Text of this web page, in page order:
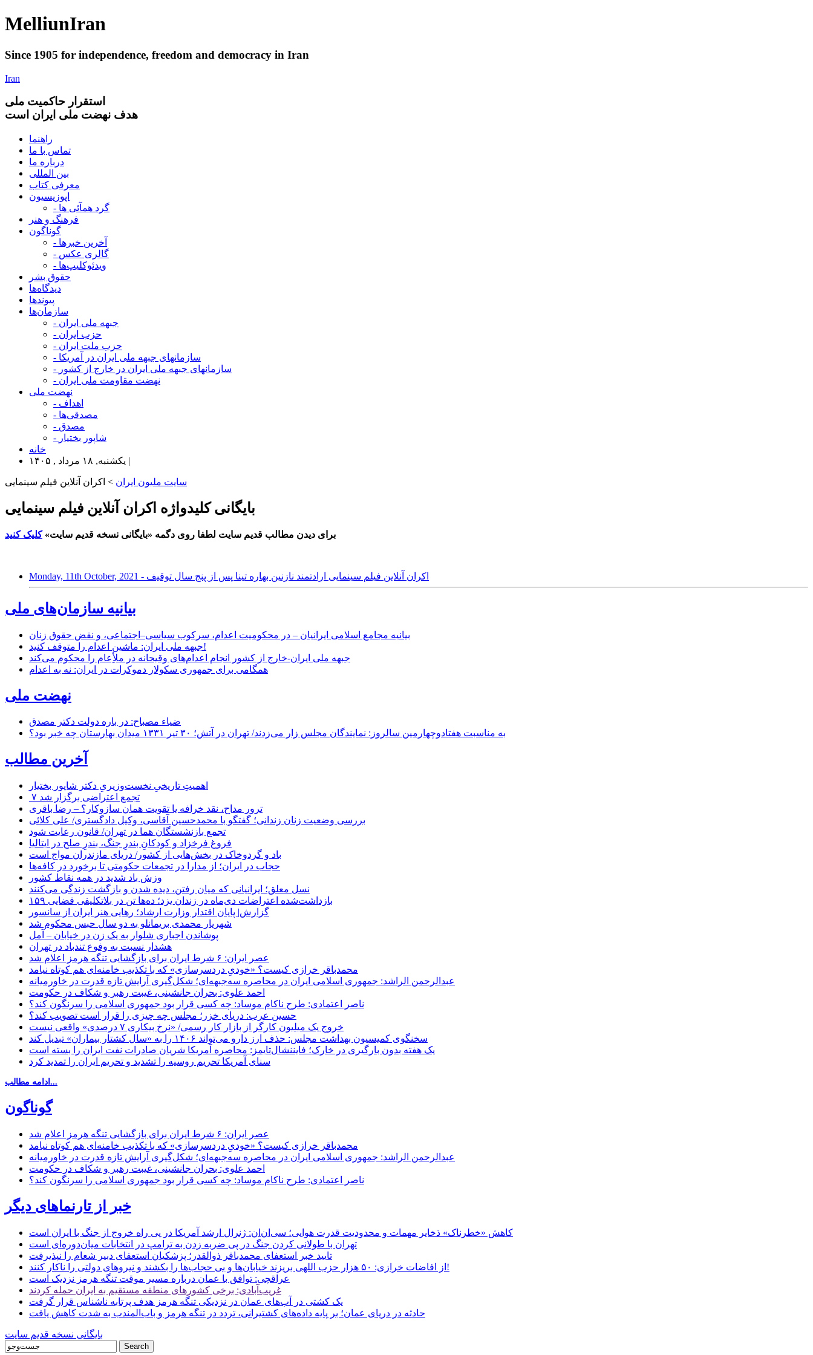
MelliunIran
Since 1905 for independence, freedom and democracy in Iran
Iran
استقرار حاکميت ملی
هدف نهضت ملی ایران است
راهنما
تماس با ما
درباره ما
بین المللی
معرفی کتاب
اپوزیسیون
- گرد همآئی ها
فرهنگ و هنر
گوناگون
- آخرین خبرها
- گالری عکس
- ویدئوکلیپ‌ها
حقوق بشر
دیدگاه‌ها
پیوندها
سازمان‌ها
- جبهه ملی ایران
- حزب ایران
- حزب ملت ایران
- سازمانهای جبهه ملی ایران در آمریکا
- سازمانهای جبهه ملی ایران در خارج از کشور
- نهضت مقاومت ملی ایران
نهضت ملی
- اهداف
- مصدقی‌ها
- مصدق
- شاپور بختیار
خانه
یکشنبه, ۱۸ مرداد , ۱۴۰۵ |
سایت ملیون ایران > اکران آنلاین فیلم سینمایی
بایگانی کلیدواژه اکران آنلاین فیلم سینمایی
برای دیدن مطالب قدیم سایت لطفا روی دگمه «بایگانی نسخه قدیم سایت»کلیک کنید
Monday, 11th October, 2021 - اکران آنلاین فیلم سینمایی ارادتمند نازنین بهاره تینا پس از پنج سال توقیف
بیانیه سازمان‌های ملی
بیانیه مجامع اسلامی ایرانیان – در محکومیت اعدام، سرکوب سیاسی–اجتماعی، و نقض حقوق زنان
جبهه ملی ایران: ماشین اعدام را متوقف کنید!
جبهه ملی ایران-خارج از کشور انجام اعدام‌های وقیحانه در ملأِعام را محکوم می‌کند
همگامی برای جمهوری سکولار دموکرات در ایران: نه به اعدام
نهضت ملی
ضیاء مصباح: در باره دولت دکتر مصدق
به مناسبت هفتادوچهارمین سالروز: نمایندگان مجلس زار می‌زدند/ تهران در آتش؛ ۳۰ تیر ۱۳۳۱ میدان بهارستان چه خبر بود؟
آخرین مطالب
اهمیتِ تاریخیِ نخست‌وزیریِ دکتر شاپور بختیار
۷ تجمع اعتراضی برگزار شد
ترور مداح، نقد خرافه یا تقویت همان سازوکار؟ – رضا باقری
بررسی وضعیت زنان زندانی؛ گفتگو با محمدحسین آقاسی، وکیل دادگستری/ علی کلائی
تجمع بازنشستگان هما در تهران/ قانون رعایت شود
فروغ فرخزاد و کودکانِ بندرِ جنگ، بندرِ صلح در ایتالیا
باد و گردوخاک در بخش‌هایی از کشور/ دریای مازندران مواج است
حجاب در ایران؛ از مدارا در تجمعات حکومتی تا برخورد در کافه‌ها
وزش باد شدید در همه نقاط کشور
نسل معلق؛ ایرانیانی که میان رفتن، دیده شدن و بازگشت زندگی می‌کنند
۱۵۹ بازداشت‌شده اعتراضات دی‌ماه در زندان یزد؛ ده‌ها تن در بلاتکلیفی قضایی
گزارش| پایان اقتدار وزارت ارشاد؛ رهایی هنر ایران از سانسور
شهریار محمدی بریمانلو به دو سال حبس محکوم شد
پوشاندن اجباری شلوار به یک زن در خیابان – آمل
هشدار نسبت به وفوع تندباد در تهران
عصر ایران: ۶ شرط ایران برای بازگشایی تنگه هرمز اعلام شد
محمدباقر خرازی کیست؟ «خودیِ دردسرسازی» که با تکذیب خامنه‌ای هم کوتاه نیامد
عبدالرحمن الراشد: جمهوری اسلامی ایران در محاصره سه‌جبهه‌ای؛ شکل‌گیری آرایش تازه قدرت در خاورمیانه
احمد علوی: بحران جانشینی، غیبت رهبر و شکاف در حکومت
ناصر اعتمادی: طرح ناکام موساد: چه کسی قرار بود جمهوری اسلامی را سرنگون کند؟
حسین عرب: دریای خزر؛ مجلس چه چیزی را قرار است تصویب کند؟
خروج یک میلیون کارگر از بازار کار رسمی/ «نرخ بیکاری ۷ درصدی» واقعی نیست
سخنگوی کمیسیون بهداشت مجلس: حذف ارز دارو می‌تواند ۱۴۰۶ را به «سال کشتار بیماران» تبدیل کند
یک هفته بدون بارگیری در خارک؛ فایننشال‌تایمز: محاصره آمریکا شریان صادرات نفت ایران را بسته است
سنای آمریکا تحریم روسیه را تشدید و تحریم ایران را تمدید کرد
ادامه مطالب...
گوناگون
عصر ایران: ۶ شرط ایران برای بازگشایی تنگه هرمز اعلام شد
محمدباقر خرازی کیست؟ «خودیِ دردسرسازی» که با تکذیب خامنه‌ای هم کوتاه نیامد
عبدالرحمن الراشد: جمهوری اسلامی ایران در محاصره سه‌جبهه‌ای؛ شکل‌گیری آرایش تازه قدرت در خاورمیانه
احمد علوی: بحران جانشینی، غیبت رهبر و شکاف در حکومت
ناصر اعتمادی: طرح ناکام موساد: چه کسی قرار بود جمهوری اسلامی را سرنگون کند؟
خبر از تارنماهای دیگر
کاهش «خطرناک» ذخایر مهمات و محدودیت قدرت هوایی؛ سی‌ان‌ان: ژنرال ارشد آمریکا در پی راه خروج از جنگ با ایران است
تهران با طولانی کردن جنگ در پی ضربه زدن به ترامپ در انتخابات میان‌دوره‌ای است
تایید خبر استعفای محمدباقر ذوالقدر؛ پزشکیان استعفای دبیر شعام را نپذیرفت
از افاضات خرازی: ۵۰ هزار حزب اللهی بریزند خیابان‌ها و بی حجاب‌ها را بکشند و نیرو‌های دولتی را ناکار کنند!
عراقچی: توافق با عمان درباره مسیر موقت تنگه هرمز نزدیک است
غریب‌آبادی: برخی کشورهای منطقه مستقیم به ایران حمله کردند
یک کشتی در آب‌های عمان در نزدیکی تنگه هرمز هدف پرتابه ناشناس قرار گرفت
حادثه در دریای عمان؛ بر پایه داده‌های کشتیرانی، تردد در تنگه هرمز و باب‌المندب به شدت کاهش یافت
بایگانی نسخه قدیم سایت